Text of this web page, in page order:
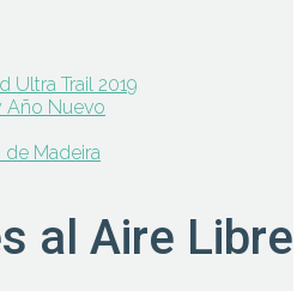
Ultra Trail 2019
Año Nuevo
Madeira
al Aire Libre